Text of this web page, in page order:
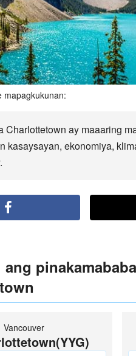
mapagkukunan:
Charlottetown ay maaaring
kasaysayan, ekonomiya,
Vancouver